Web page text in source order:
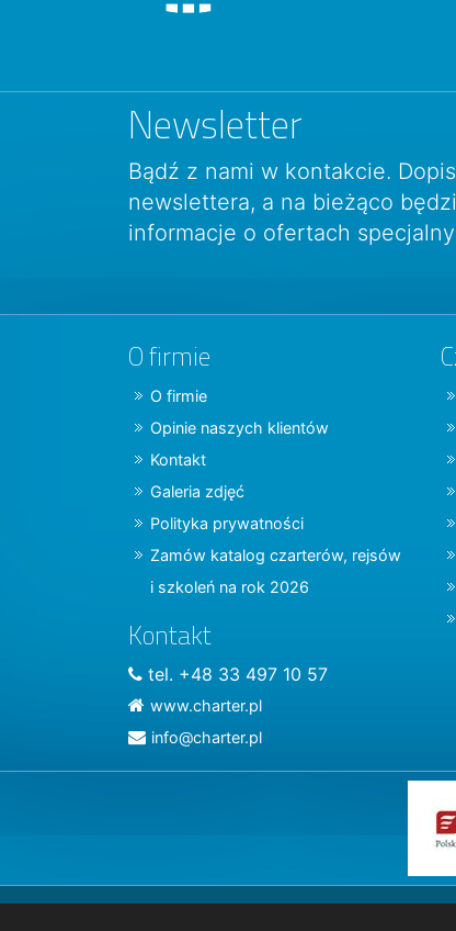
Newsletter
Bądź z nami w kontakcie.
newslettera, a na bieżąco
informacje o ofertach
O firmie
O firmie
Opinie naszych klientów
Kontakt
Galeria zdjęć
Polityka prywatności
Zamów katalog czarterów, rejsów
i szkoleń na rok 2026
Kontakt
tel. +48 33 497 10 57
www.charter.pl
info@charter.pl